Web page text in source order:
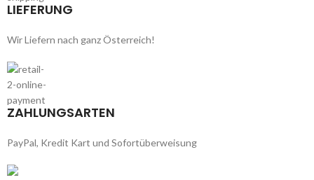
LIEFERUNG
Wir Liefern nach ganz Österreich!
ZAHLUNGSARTEN
PayPal, Kredit Kart und Sofortüberweisung